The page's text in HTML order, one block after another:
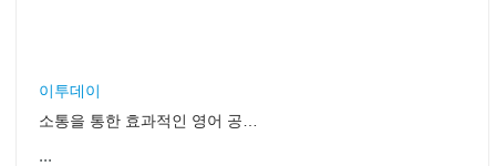
이투데이
...